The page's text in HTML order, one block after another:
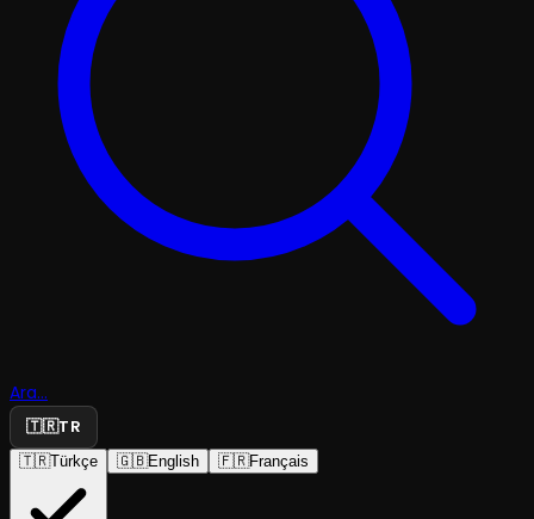
Ara...
🇹🇷TR
🇹🇷Türkçe 🇬🇧English 🇫🇷Français